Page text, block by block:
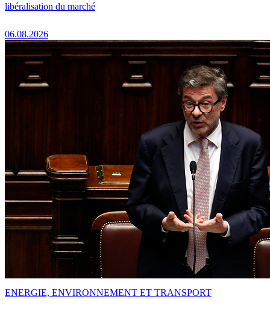
libéralisation du marché
06.08.2026
ENERGIE, ENVIRONNEMENT ET TRANSPORT